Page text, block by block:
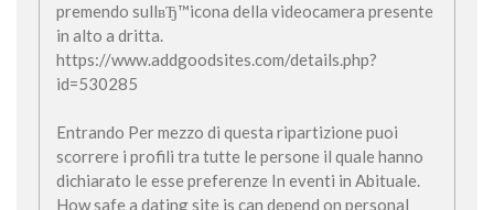
premendo sullвЂ™icona della videocamera presente
in alto a dritta.
https://www.addgoodsites.com/details.php?
id=530285
Entrando Per mezzo di questa ripartizione puoi
scorrere i profili tra tutte le persone il quale hanno
dichiarato le esse preferenze In eventi in Abituale.
How safe a dating site is can depend on personal